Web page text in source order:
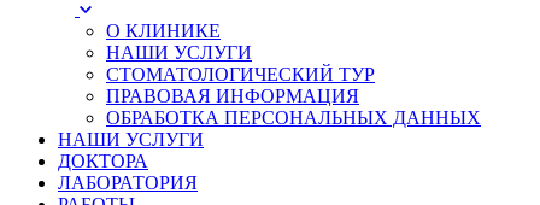
О КЛИНИКЕ
НАШИ УСЛУГИ
СТОМАТОЛОГИЧЕСКИЙ ТУР
ПРАВОВАЯ ИНФОРМАЦИЯ
ОБРАБОТКА ПЕРСОНАЛЬНЫХ ДАННЫХ
НАШИ УСЛУГИ
ДОКТОРА
ЛАБОРАТОРИЯ